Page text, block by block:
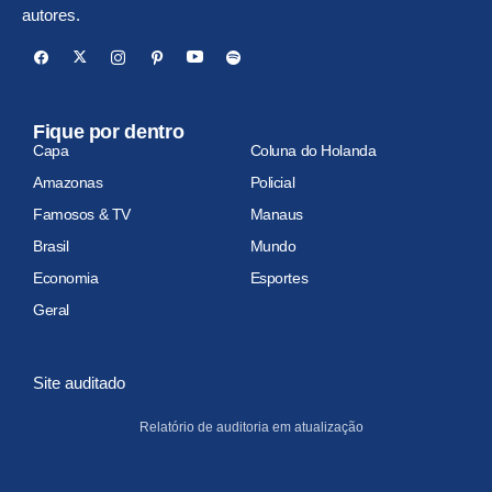
autores.
Fique por dentro
Capa
Coluna do Holanda
Amazonas
Policial
Famosos & TV
Manaus
Brasil
Mundo
Economia
Esportes
Geral
Site auditado
Relatório de auditoria em atualização